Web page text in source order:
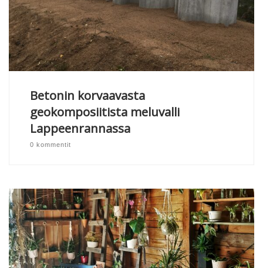
Betonin korvaavasta
geokomposiitista meluvalli
Lappeenrannassa
0 kommentit